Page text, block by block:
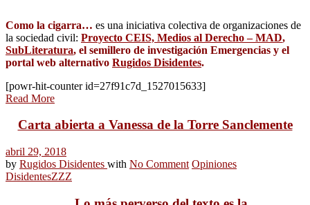
Como la cigarra… es una iniciativa colectiva de organizaciones de
la sociedad civil: Proyecto CEIS, Medios al Derecho – MAD,
SubLiteratura, el semillero de investigación Emergencias y el
portal web alternativo Rugidos Disidentes.
[powr-hit-counter id=27f91c7d_1527015633]
Read More
Carta abierta a Vanessa de la Torre Sanclemente
abril 29, 2018
by Rugidos Disidentes with No Comment Opiniones
DisidentesZZZ